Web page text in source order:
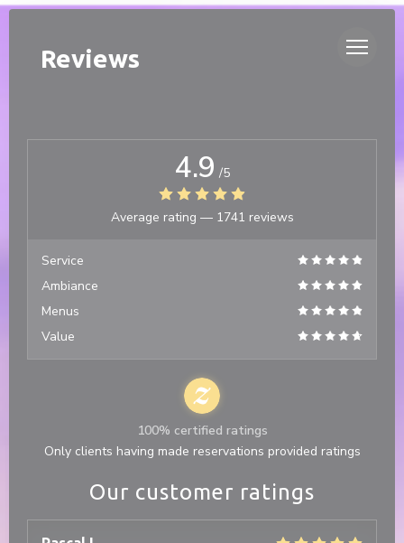
Personalizing your cookie choices
DUETTO
Reviews
Our customer ratings
4.9 /5
Average rating — 1741 reviews
Service
Ambiance
Menus
Value
100% certified ratings
Only clients having made reservations provided ratings